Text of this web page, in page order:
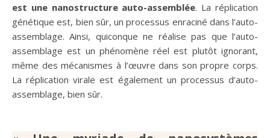
est une nanostructure auto-assemblée. La réplication
génétique est, bien sûr, un processus enraciné dans l’auto-
assemblage. Ainsi, quiconque ne réalise pas que l’auto-
assemblage est un phénomène réel est plutôt ignorant,
même des mécanismes à l’œuvre dans son propre corps.
La réplication virale est également un processus d’auto-
assemblage, bien sûr.